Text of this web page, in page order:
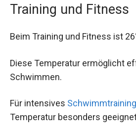
Training und Fitness
Beim Training und Fitness ist
Diese Temperatur ermöglicht
Schwimmen.
Für intensives Schwimmtraining
Temperatur besonders